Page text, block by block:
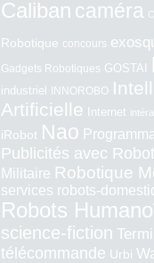
Caliban caméra
Robotique concours
Gadgets Robotiques GOSTAI
industriel INNOROBO
Artificielle
Internet
iRobot Nao
Publicités avec
Militaire Robotique
services robots-
Robots
science-fiction
télécommande Urbi